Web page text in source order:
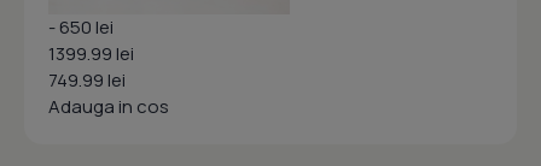
- 650 lei
1399.99 lei
749.99 lei
Adauga in cos